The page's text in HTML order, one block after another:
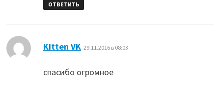
ОТВЕТИТЬ
Kitten VK 29.11.2016 в 08:03
спасибо огромное